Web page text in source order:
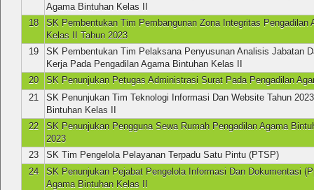
Agama Bintuhan Kelas II
18
SK Pembentukan Tim Pembangunan Zona Integritas Pengadilan
Kelas II Tahun 2023
19
SK Pembentukan Tim Pelaksana Penyusunan Analisis Jabatan
Kerja Pada Pengadilan Agama Bintuhan Kelas II
20
SK Penunjukan Petugas Administrasi Surat Pada Pengadilan
21
SK Penunjukan Tim Teknologi Informasi Dan Website Tahun
Bintuhan Kelas II
22
SK Penunjukan Pengguna Sewa Rumah Pengadilan Agama
2023
23
SK Tim Pengelola Pelayanan Terpadu Satu Pintu (PTSP)
24
SK Penunjukan Pejabat Pengelola Informasi Dan Dokumentasi
Agama Bintuhan Kelas II